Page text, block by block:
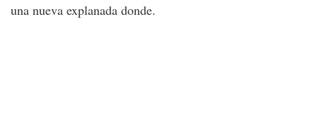
una nueva explanada donde.